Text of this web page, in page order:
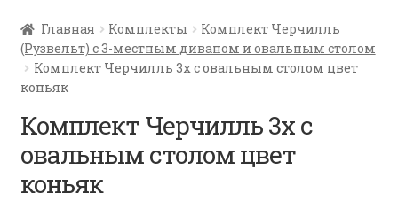
Все о ротанге
Контакты
Главная Комплекты
Комплект Черчилль
(Рузвельт) с 3-местным диваном и овальным столом
Комплект Черчилль 3х с овальным столом цвет
коньяк
Комплект Черчилль 3х с
овальным столом цвет
коньяк